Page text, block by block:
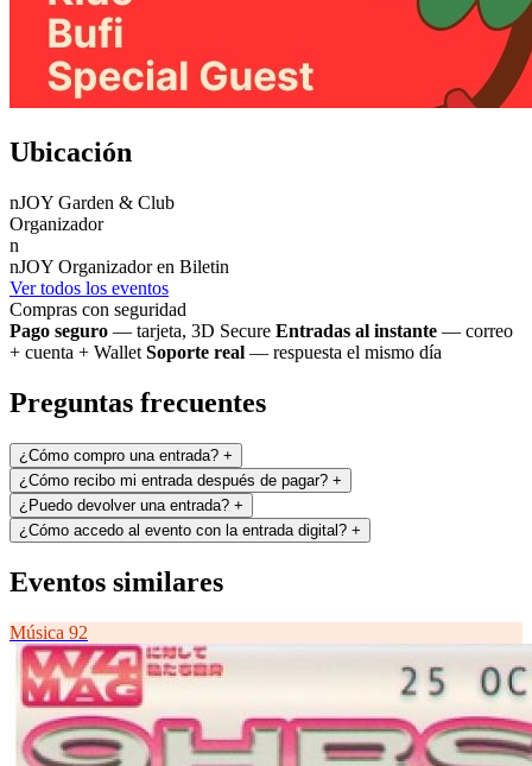
Ubicación
nJOY Garden & Club
Organizador
n
nJOY Organizador en Biletin
Ver todos los eventos
Compras con seguridad
Pago seguro — tarjeta, 3D Secure Entradas al instante — correo
+ cuenta + Wallet Soporte real — respuesta el mismo día
Preguntas frecuentes
¿Cómo compro una entrada? +
¿Cómo recibo mi entrada después de pagar? +
¿Puedo devolver una entrada? +
¿Cómo accedo al evento con la entrada digital? +
Eventos similares
Música 92